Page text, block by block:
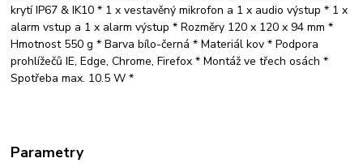
krytí IP67 & IK10 * 1 x vestavěný mikrofon a 1 x audio výstup * 1 x
alarm vstup a 1 x alarm výstup * Rozměry 120 x 120 x 94 mm *
Hmotnost 550 g * Barva bílo-černá * Materiál kov * Podpora
prohlížečů IE, Edge, Chrome, Firefox * Montáž ve třech osách *
Spotřeba max. 10.5 W *
Parametry